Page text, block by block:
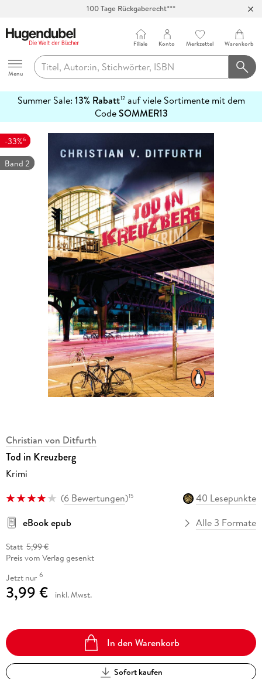
100 Tage Rückgaberecht***
Hugendubel
Menu
Filiale Konto Merkzettel Warenkorb
Summer Sale: 13% Rabatt12auf viele Sortimente mit dem
CodeSOMMER13
erfahren
-33%6
Band 2
Christian von Ditfurth
Tod in Kreuzberg
Krimi
(6 Bewertungen)15
40 Lesepunkte
eBook epub
Alle 3 Formate
Statt 5,99 €
Preis vom Verlag gesenkt
Jetzt nur 6
3,99 € inkl. Mwst.
In den Warenkorb
Sofort kaufen